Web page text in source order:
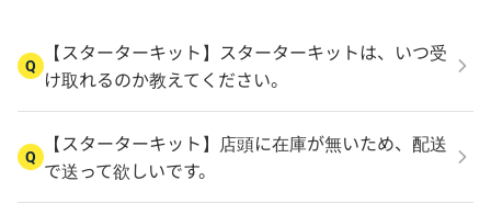
Q
【スターターキット】スターターキットは、いつ受
け取れるのか教えてください。
Q
【スターターキット】店頭に在庫が無いため、配送
で送って欲しいです。